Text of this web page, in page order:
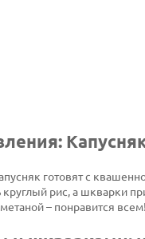
готовят с
рис, а шкварки
– понравится всем!